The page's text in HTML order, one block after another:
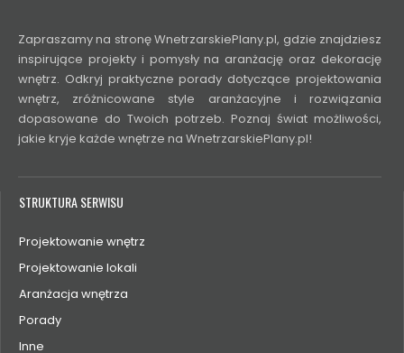
Zapraszamy na stronę WnetrzarskiePlany.pl, gdzie znajdziesz
inspirujące projekty i pomysły na aranżację oraz dekorację
wnętrz. Odkryj praktyczne porady dotyczące projektowania
wnętrz, zróżnicowane style aranżacyjne i rozwiązania
dopasowane do Twoich potrzeb. Poznaj świat możliwości,
jakie kryje każde wnętrze na WnetrzarskiePlany.pl!
STRUKTURA SERWISU
Projektowanie wnętrz
Projektowanie lokali
Aranżacja wnętrza
Porady
Inne